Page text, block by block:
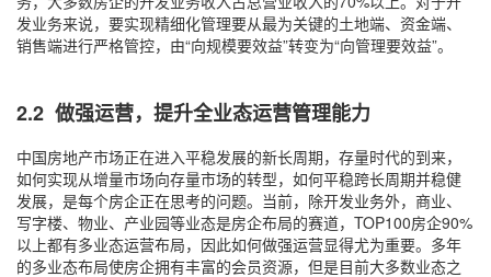
发业务来说，要实现精细化管理要从最为关键的土地端、资金端、
销售端进行严格管控，由“向规模要效益”转变为“向管理要效益”。
2.2 做强运营，提升全业态运营管理能力
中国房地产市场正在进入平稳发展的新长周期，存量时代的到来，
如何实现从增量市场向存量市场的转型，如何平稳跨长周期并稳健
发展，是每个房企正在思考的问题。当前，除开发业务外，商业、
写字楼、物业、产业园等业态是房企布局的赛道，TOP100房企90%
以上都有多业态运营布局，因此如何做强运营显得尤为重要。多年
的多业态布局使房企拥有丰富的会员资源，但是目前大多数业态之